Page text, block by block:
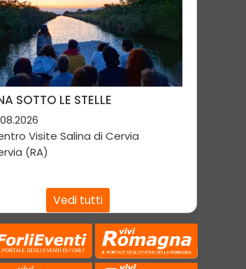
SOTTO LE STELLE
Visite Salina di Cervia
(RA)
Vedi tutti